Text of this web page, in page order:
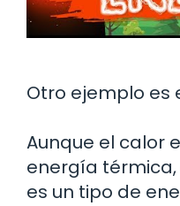
Otro ejemplo es
Aunque el calor
energía
es un tipo de